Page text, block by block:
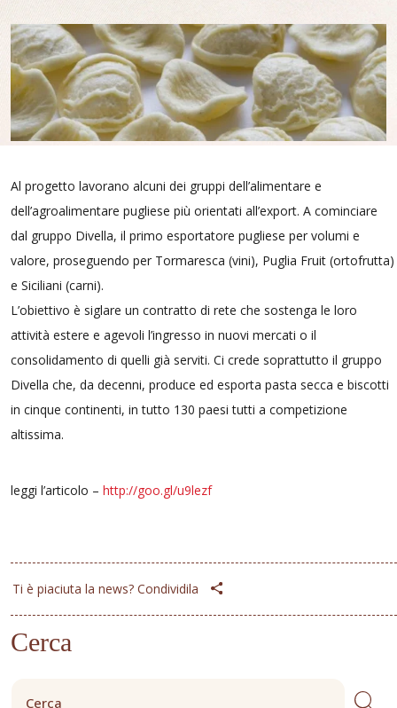
Al progetto lavorano alcuni dei gruppi dell’alimentare e
dell’agroalimentare pugliese più orientati all’export. A cominciare
dal gruppo Divella, il primo esportatore pugliese per volumi e
valore, proseguendo per Tormaresca (vini), Puglia Fruit (ortofrutta)
e Siciliani (carni).
L’obiettivo è siglare un contratto di rete che sostenga le loro
attività estere e agevoli l’ingresso in nuovi mercati o il
consolidamento di quelli già serviti. Ci crede soprattutto il gruppo
Divella che, da decenni, produce ed esporta pasta secca e biscotti
in cinque continenti, in tutto 130 paesi tutti a competizione
altissima.
leggi l’articolo – http://goo.gl/u9lezf
Ti è piaciuta la news? Condividila
Cerca